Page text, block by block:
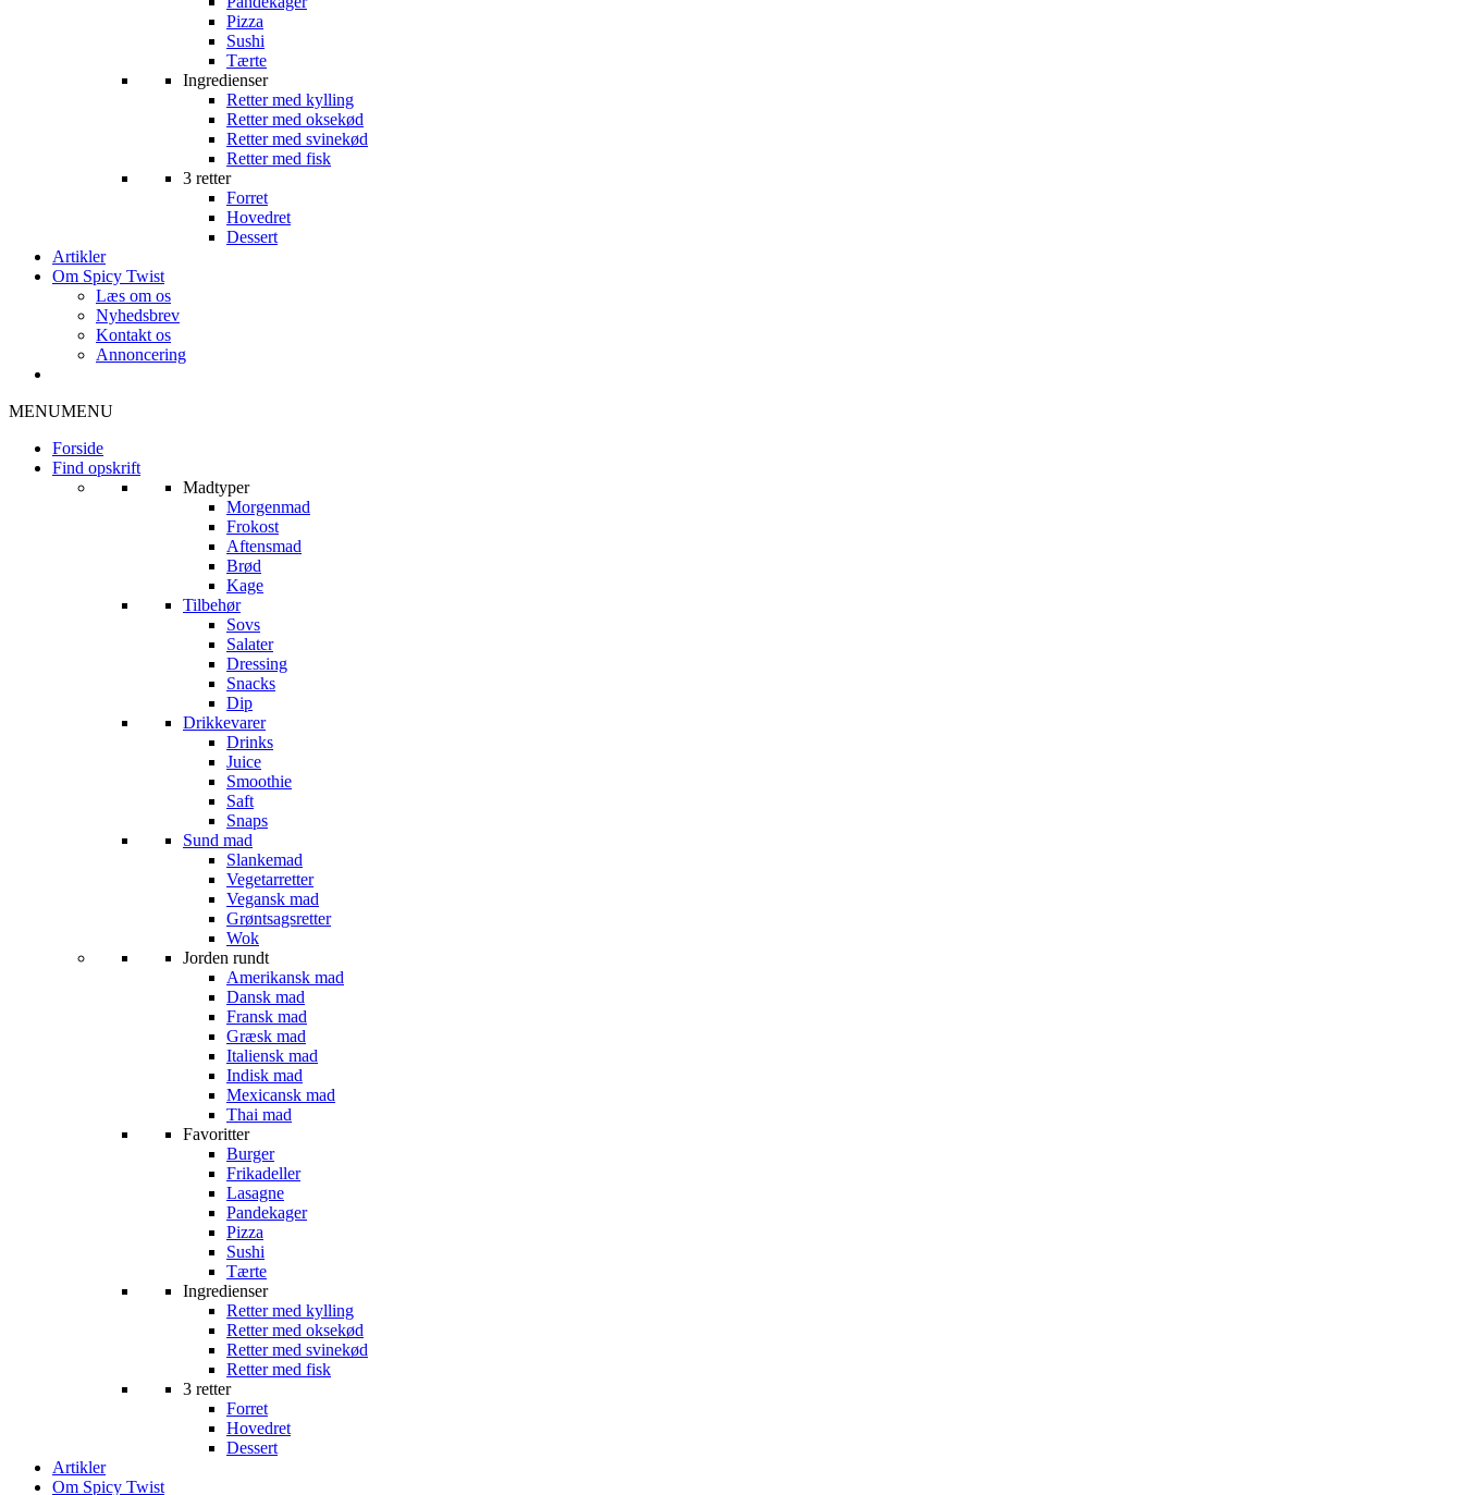
Pizza
Sushi
Tærte
Ingredienser
Retter med kylling
Retter med oksekød
Retter med svinekød
Retter med fisk
3 retter
Forret
Hovedret
Dessert
Artikler
Om Spicy Twist
Læs om os
Nyhedsbrev
Kontakt os
Annoncering
MENUMENU
Forside
Find opskrift
Madtyper
Morgenmad
Frokost
Aftensmad
Brød
Kage
Tilbehør
Sovs
Salater
Dressing
Snacks
Dip
Drikkevarer
Drinks
Juice
Smoothie
Saft
Snaps
Sund mad
Slankemad
Vegetarretter
Vegansk mad
Grøntsagsretter
Wok
Jorden rundt
Amerikansk mad
Dansk mad
Fransk mad
Græsk mad
Italiensk mad
Indisk mad
Mexicansk mad
Thai mad
Favoritter
Burger
Frikadeller
Lasagne
Pandekager
Pizza
Sushi
Tærte
Ingredienser
Retter med kylling
Retter med oksekød
Retter med svinekød
Retter med fisk
3 retter
Forret
Hovedret
Dessert
Artikler
Om Spicy Twist